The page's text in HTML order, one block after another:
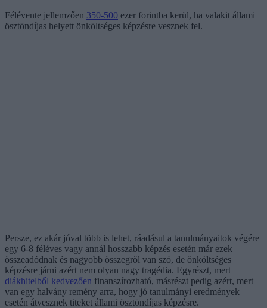
Félévente jellemzően 350-500 ezer forintba kerül, ha valakit állami
ösztöndíjas helyett önköltséges képzésre vesznek fel.
Persze, ez akár jóval több is lehet, ráadásul a tanulmányaitok végére
egy 6-8 féléves vagy annál hosszabb képzés esetén már ezek
összeadódnak és nagyobb összegről van szó, de önköltséges
képzésre járni azért nem olyan nagy tragédia. Egyrészt, mert
diákhitelből kedvezően finanszírozható, másrészt pedig azért, mert
van egy halvány remény arra, hogy jó tanulmányi eredmények
esetén átvesznek titeket állami ösztöndíjas képzésre.